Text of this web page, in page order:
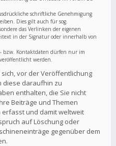
schriftliche Genehmigung
Dies gilt auch für sog.
das Verlinken der eigenen
in der Signatur oder innerhalb von
bzw. Kontaktdaten dürfen nur im
werden.
vor der Veröffentlichung
diese daraufhin zu
enthalten, die Sie nicht
Beiträge und Themen
und damit weltweit
auf Löschung oder
gegenüber dem